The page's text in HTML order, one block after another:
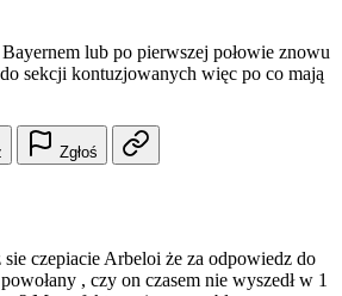
lub po pierwszej połowie znowu
sekcji kontuzjowanych więc po co mają
Zgłoś
czepiacie Arbeloi że za odpowiedz do
, czy on czasem nie wyszedł w 1